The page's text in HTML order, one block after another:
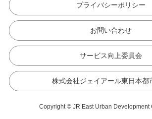
プライバシーポリシー
お問い合わせ
サービス向上委員会
株式会社ジェイアール東日本都
Copyright © JR East Urban Development